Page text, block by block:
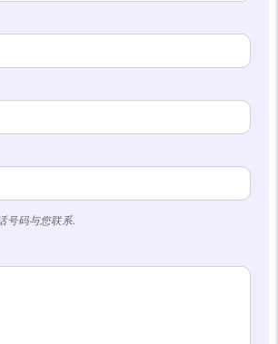
personal data to enhance your browsing
our audience, and personalize the ads shown to
reject or manage your preferences at any time.
certified by
Cookies Settings Accept and close
号码与您联系.